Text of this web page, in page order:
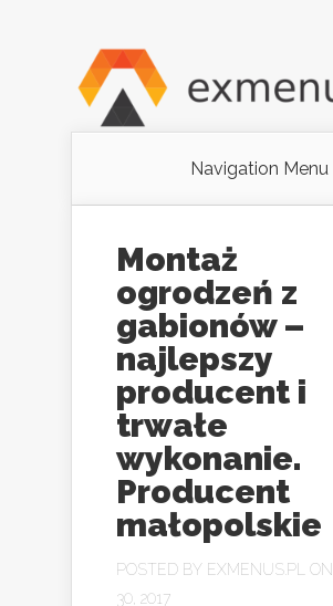
Navigation Menu
Montaż
ogrodzeń z
gabionów –
najlepszy
producent i
trwałe
wykonanie.
Producent
małopolskie
POSTED BY EXMENUS.PL
30, 2017